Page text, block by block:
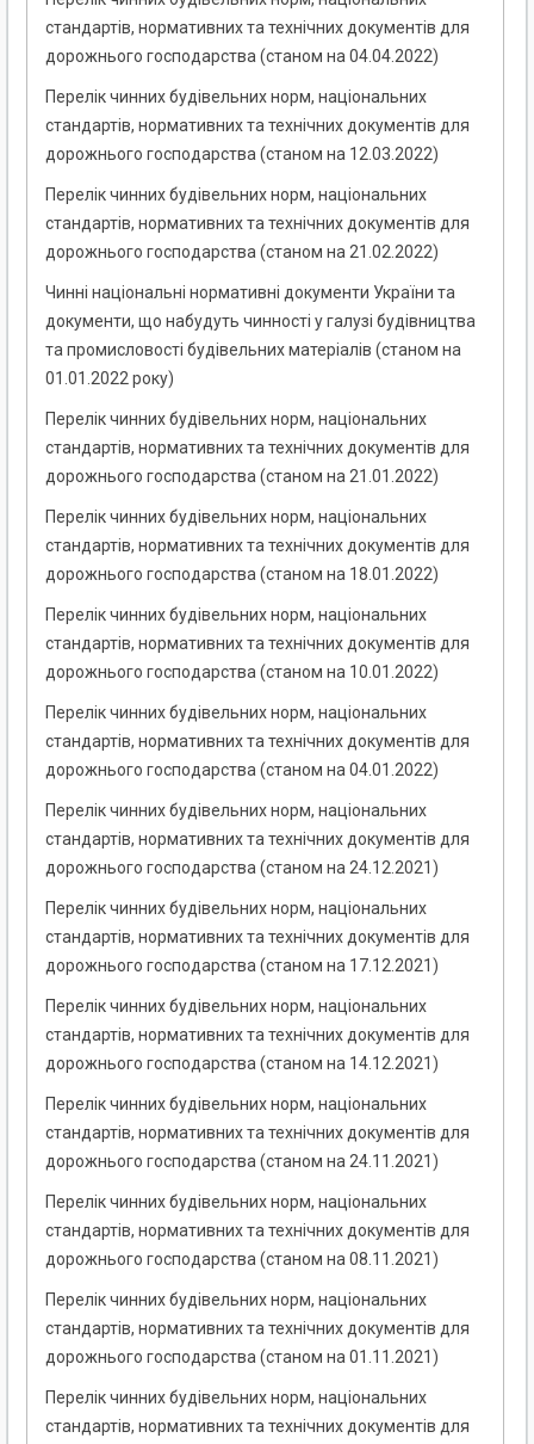
стандартів, нормативних та технічних документів для
дорожнього господарства (станом на 04.04.2022)
Перелік чинних будівельних норм, національних
стандартів, нормативних та технічних документів для
дорожнього господарства (станом на 12.03.2022)
Перелік чинних будівельних норм, національних
стандартів, нормативних та технічних документів для
дорожнього господарства (станом на 21.02.2022)
Чинні національні нормативні документи України та
документи, що набудуть чинності у галузі будівництва
та промисловості будівельних матеріалів (станом на
01.01.2022 року)
Перелік чинних будівельних норм, національних
стандартів, нормативних та технічних документів для
дорожнього господарства (станом на 21.01.2022)
Перелік чинних будівельних норм, національних
стандартів, нормативних та технічних документів для
дорожнього господарства (станом на 18.01.2022)
Перелік чинних будівельних норм, національних
стандартів, нормативних та технічних документів для
дорожнього господарства (станом на 10.01.2022)
Перелік чинних будівельних норм, національних
стандартів, нормативних та технічних документів для
дорожнього господарства (станом на 04.01.2022)
Перелік чинних будівельних норм, національних
стандартів, нормативних та технічних документів для
дорожнього господарства (станом на 24.12.2021)
Перелік чинних будівельних норм, національних
стандартів, нормативних та технічних документів для
дорожнього господарства (станом на 17.12.2021)
Перелік чинних будівельних норм, національних
стандартів, нормативних та технічних документів для
дорожнього господарства (станом на 14.12.2021)
Перелік чинних будівельних норм, національних
стандартів, нормативних та технічних документів для
дорожнього господарства (станом на 24.11.2021)
Перелік чинних будівельних норм, національних
стандартів, нормативних та технічних документів для
дорожнього господарства (станом на 08.11.2021)
Перелік чинних будівельних норм, національних
стандартів, нормативних та технічних документів для
дорожнього господарства (станом на 01.11.2021)
Перелік чинних будівельних норм, національних
стандартів, нормативних та технічних документів для